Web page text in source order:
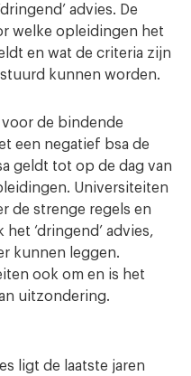
advies. De
welke opleidingen het
en wat de criteria zijn
kunnen worden.
voor de bindende
een negatief bsa de
geldt tot op de dag van
Universiteiten
de strenge regels en
‘dringend’ advies,
kunnen leggen.
ook om en is het
uitzondering.
ligt de laatste jaren